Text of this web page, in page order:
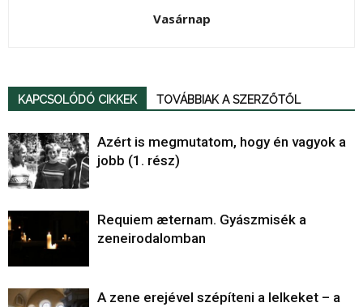
Vasárnap
KAPCSOLÓDÓ CIKKEK TOVÁBBIAK A SZERZŐTŐL
Azért is megmutatom, hogy én vagyok a
jobb (1. rész)
Requiem æternam. Gyászmisék a
zeneirodalomban
A zene erejével szépíteni a lelkeket – a